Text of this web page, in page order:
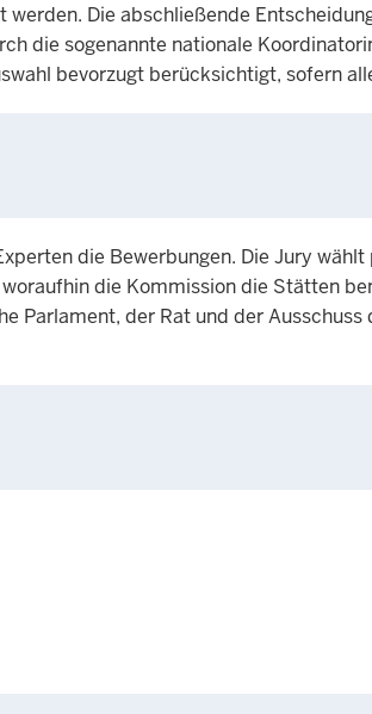
Die abschließende
die sogenannte nationale
bevorzugt berücksichtigt, sofern
die Bewerbungen. Die Jury
die Kommission die Stätten
Parlament, der Rat und der